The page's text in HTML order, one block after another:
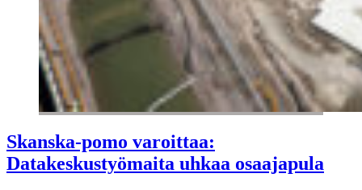
Skanska-pomo varoittaa:
Datakeskustyömaita uhkaa osaajapula